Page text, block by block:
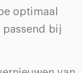
optimaal
passend bij